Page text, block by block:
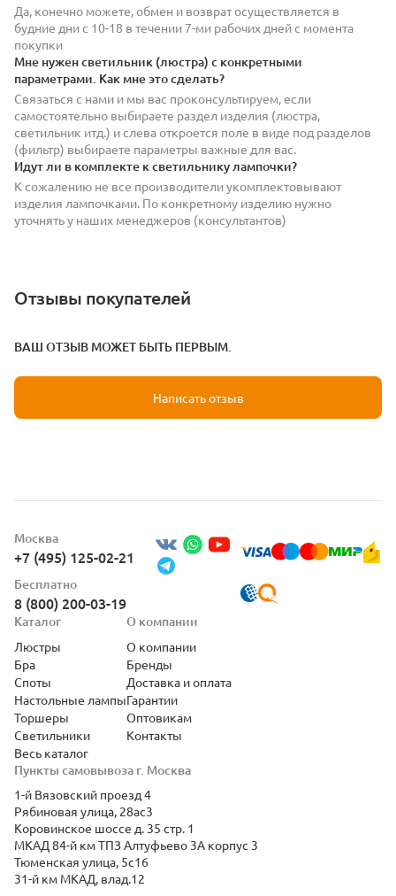
Да, конечно можете, обмен и возврат осуществляется в
будние дни с 10-18 в течении 7-ми рабочих дней с момента
покупки
Мне нужен светильник (люстра) с конкретными
параметрами. Как мне это сделать?
Связаться с нами и мы вас проконсультируем, если
самостоятельно выбираете раздел изделия (люстра,
светильник итд.) и слева откроется поле в виде под разделов
(фильтр) выбираете параметры важные для вас.
Идут ли в комплекте к светильнику лампочки?
К сожалению не все производители укомплектовывают
изделия лампочками. По конкретному изделию нужно
уточнять у наших менеджеров (консультантов)
Отзывы покупателей
ВАШ ОТЗЫВ МОЖЕТ БЫТЬ ПЕРВЫМ.
Написать отзыв
Москва
+7 (495) 125-02-21
Бесплатно
8 (800) 200-03-19
Пункты самовывоза г. Москва
1-й Вязовский проезд 4
Рябиновая улица, 28ас3
Коровинское шоссе д. 35 стр. 1
МКАД 84-й км ТПЗ Алтуфьево 3А корпус 3
Тюменская улица, 5с16
31-й км МКАД, влад.12
Каталог
Люстры
Бра
Споты
Настольные лампы
Торшеры
Светильники
Весь каталог
О компании
О компании
Бренды
Доставка и оплата
Гарантии
Оптовикам
Контакты